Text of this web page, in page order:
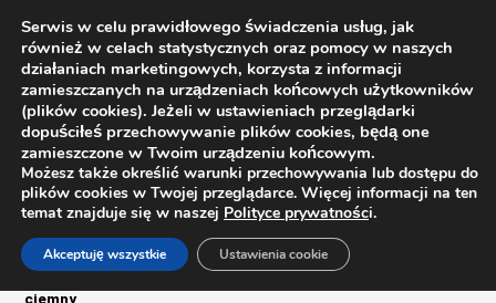
Strona główna
Sklep
Woski, pisaki, zaślepki, filce
ciemny
Serwis w celu prawidłowego świadczenia usług, jak
również w celach statystycznych oraz pomocy w naszych
działaniach marketingowych, korzysta z informacji
zamieszczanych na urządzeniach końcowych użytkowników
(plików cookies). Jeżeli w ustawieniach przeglądarki
dopuściłeś przechowywanie plików cookies, będą one
zamieszczone w Twoim urządzeniu końcowym.
Możesz także określić warunki przechowywania lub dostępu do
plików cookies w Twojej przeglądarce. Więcej informacji na ten
temat znajduje się w naszej Polityce prywatności.
Akceptuję wszystkie Ustawienia cookie